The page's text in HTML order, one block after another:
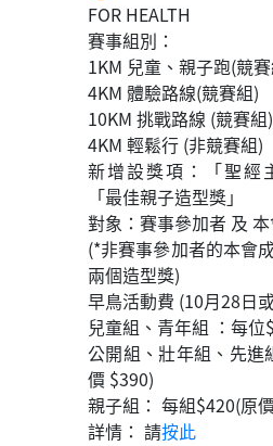
FOR HEALTH
賽事組別：
1KM 兒童、親子跑(競
4KM 體驗路線(競賽組)
10KM 挑戰路線 (競賽組)
4KM 輕鬆行 (非競賽組)
新增設獎項：「聖經
「最佳親子造型獎」
對象：賽事參加者 及
(*非賽事參加者的本會
兩個造型獎)
早鳥活動費 (10月28日
兒童組、青年組 ：每
公開組、壯年組、先進
價 $390)
親子組： 每組$420(原
詳情： 請按此